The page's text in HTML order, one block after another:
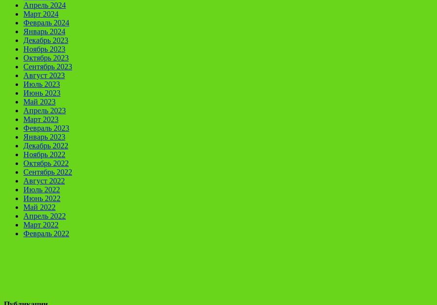
Апрель 2024
Март 2024
Февраль 2024
Январь 2024
Декабрь 2023
Ноябрь 2023
Октябрь 2023
Сентябрь 2023
Август 2023
Июль 2023
Июнь 2023
Май 2023
Апрель 2023
Март 2023
Февраль 2023
Январь 2023
Декабрь 2022
Ноябрь 2022
Октябрь 2022
Сентябрь 2022
Август 2022
Июль 2022
Июнь 2022
Май 2022
Апрель 2022
Март 2022
Февраль 2022